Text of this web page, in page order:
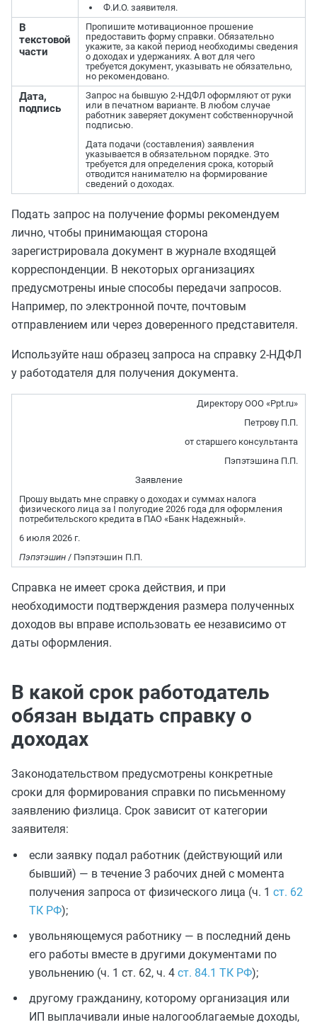
Ф.И.О. заявителя.
В
текстовой
части
Пропишите мотивационное прошение
предоставить форму справки. Обязательно
укажите, за какой период необходимы сведения
о доходах и удержаниях. А вот для чего
требуется документ, указывать не обязательно,
но рекомендовано.
Дата,
подпись
Запрос на бывшую 2-НДФЛ оформляют от руки
или в печатном варианте. В любом случае
работник заверяет документ собственноручной
подписью.
Дата подачи (составления) заявления
указывается в обязательном порядке. Это
требуется для определения срока, который
отводится нанимателю на формирование
сведений о доходах.
Подать запрос на получение формы рекомендуем
лично, чтобы принимающая сторона
зарегистрировала документ в журнале входящей
корреспонденции. В некоторых организациях
предусмотрены иные способы передачи запросов.
Например, по электронной почте, почтовым
отправлением или через доверенного представителя.
Используйте наш образец запроса на справку 2-НДФЛ
у работодателя для получения документа.
Директору ООО «Ppt.ru»
Петрову П.П.
от старшего консультанта
Пэпэтэшина П.П.
Заявление
Прошу выдать мне справку о доходах и суммах налога
физического лица за I полугодие 2026 года для оформления
потребительского кредита в ПАО «Банк Надежный».
6 июля 2026 г.
Пэпэтэшин / Пэпэтэшин П.П.
Справка не имеет срока действия, и при
необходимости подтверждения размера полученных
доходов вы вправе использовать ее независимо от
даты оформления.
В какой срок работодатель
обязан выдать справку о
доходах
Законодательством предусмотрены конкретные
сроки для формирования справки по письменному
заявлению физлица. Срок зависит от категории
заявителя:
если заявку подал работник (действующий или
бывший) — в течение 3 рабочих дней с момента
получения запроса от физического лица (ч. 1 ст. 62
ТК РФ);
увольняющемуся работнику — в последний день
его работы вместе в другими документами по
увольнению (ч. 1 ст. 62, ч. 4 ст. 84.1 ТК РФ);
другому гражданину, которому организация или
ИП выплачивали иные налогооблагаемые доходы,